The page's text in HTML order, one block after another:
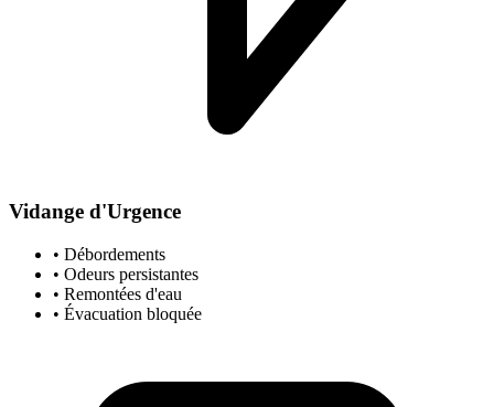
Vidange d'Urgence
• Débordements
• Odeurs persistantes
• Remontées d'eau
• Évacuation bloquée